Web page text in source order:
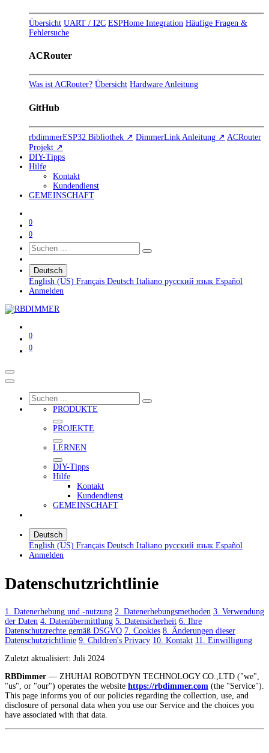
Übersicht UART / I2C ESPHome Integration Häufige Fragen &
Fehlersuche
ACRouter
Was ist ACRouter? Übersicht Hardware Anleitung
GitHub
rbdimmerESP32 Bibliothek ↗ DimmerLink Anleitung ↗ ACRouter
Projekt ↗
DIY-Tipps
Hilfe
Kontakt
Kundendienst
GEMEINSCHAFT
0
0
Deutsch
English (US) Français Deutsch Italiano русский язык Español
Anmelden
0
0
PRODUKTE
PROJEKTE
LERNEN
DIY-Tipps
Hilfe
Kontakt
Kundendienst
GEMEINSCHAFT
Deutsch
English (US) Français Deutsch Italiano русский язык Español
Anmelden
Datenschutzrichtlinie
1. Datenerhebung und -nutzung 2. Datenerhebungsmethoden 3. Verwendung
der Daten 4. Datenübermittlung 5. Datensicherheit 6. Ihre
Datenschutzrechte gemäß DSGVO 7. Cookies 8. Änderungen dieser
Datenschutzrichtlinie 9. Children's Privacy 10. Kontakt 11. Einwilligung
Zuletzt aktualisiert: Juli 2024
RBDimmer — ZHUHAI ROBOTDYN TECHNOLOGY CO.,LTD ("we",
"us", or "our") operates the website https://rbdimmer.com (the "Service").
This page informs you of our policies regarding the collection, use, and
disclosure of personal data when you use our Service and the choices you
have associated with that data.